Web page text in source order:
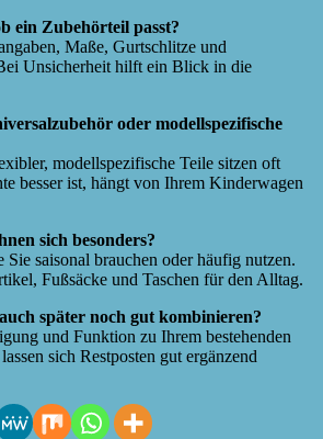
ein Zubehörteil passt?
Maße, Gurtschlitze und
Unsicherheit hilft ein Blick in die
oder modellspezifische
modellspezifische Teile sitzen oft
besser ist, hängt von Ihrem Kinderwagen
sich besonders?
saisonal brauchen oder häufig nutzen.
Fußsäcke und Taschen für den Alltag.
später noch gut kombinieren?
und Funktion zu Ihrem bestehenden
sich Restposten gut ergänzend